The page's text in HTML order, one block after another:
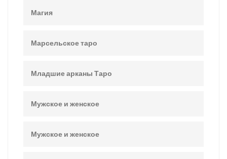
Магия
Марсельское таро
Младшие арканы Таро
Мужское и женское
Мужское и женское